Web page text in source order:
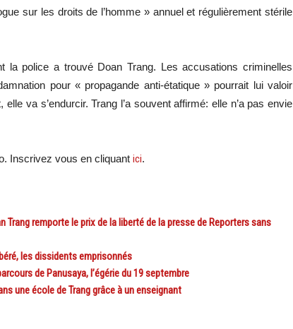
sur les droits de l’homme » annuel et régulièrement stérile
police a trouvé Doan Trang. Les accusations criminelles
pour « propagande anti-étatique » pourrait lui valoir
va s’endurcir. Trang l’a souvent affirmé: elle n’a pas envie
Inscrivez vous en cliquant ici.
Trang remporte le prix de la liberté de la presse de Reporters sans
les dissidents emprisonnés
de Panusaya, l’égérie du 19 septembre
une école de Trang grâce à un enseignant